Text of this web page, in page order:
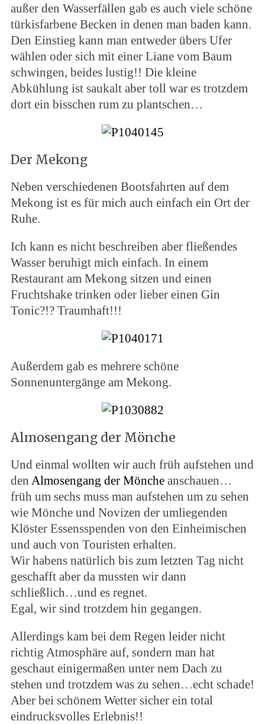
außer den Wasserfällen gab es auch viele schöne
türkisfarbene Becken in denen man baden kann.
Den Einstieg kann man entweder übers Ufer
wählen oder sich mit einer Liane vom Baum
schwingen, beides lustig!! Die kleine
Abkühlung ist saukalt aber toll war es trotzdem
dort ein bisschen rum zu plantschen…
Der Mekong
Neben verschiedenen Bootsfahrten auf dem
Mekong ist es für mich auch einfach ein Ort der
Ruhe.
Ich kann es nicht beschreiben aber fließendes
Wasser beruhigt mich einfach. In einem
Restaurant am Mekong sitzen und einen
Fruchtshake trinken oder lieber einen Gin
Tonic?!? Traumhaft!!!
Außerdem gab es mehrere schöne
Sonnenuntergänge am Mekong.
Almosengang der Mönche
Und einmal wollten wir auch früh aufstehen und
den Almosengang der Möncheanschauen…
früh um sechs muss man aufstehen um zu sehen
wie Mönche und Novizen der umliegenden
Klöster Essensspenden von den Einheimischen
und auch von Touristen erhalten.
Wir habens natürlich bis zum letzten Tag nicht
geschafft aber da mussten wir dann
schließlich…und es regnet.
Egal, wir sind trotzdem hin gegangen.
Allerdings kam bei dem Regen leider nicht
richtig Atmosphäre auf, sondern man hat
geschaut einigermaßen unter nem Dach zu
stehen und trotzdem was zu sehen…echt schade!
Aber bei schönem Wetter sicher ein total
eindrucksvolles Erlebnis!!